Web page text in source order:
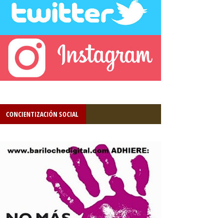
CONCIENTIZACIÓN SOCIAL